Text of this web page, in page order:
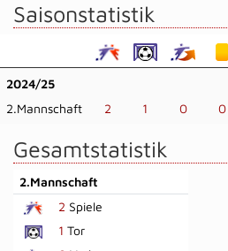
Saisonstatistik
2024/25
2.Mannschaft
2 1 0 0
Gesamtstatistik
2.Mannschaft
2 Spiele
1 Tor